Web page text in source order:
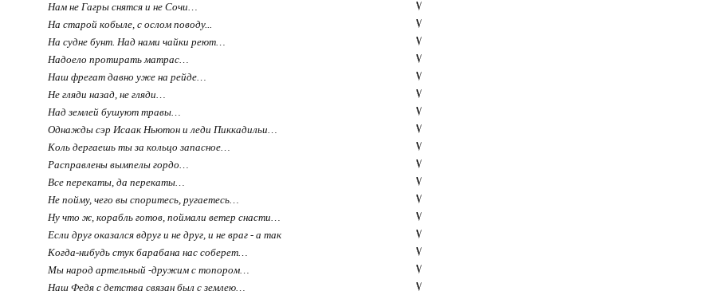
Нам не Гагры снятся и не Сочи…
На старой кобыле, с ослом поводу...
На судне бунт. Над нами чайки реют…
Надоело протирать матрас…
Наш фрегат давно уже на рейде…
Не гляди назад, не гляди…
Над землей бушуют травы…
Однажды сэр Исаак Ньютон и леди Пиккадильи…
Коль дергаешь ты за кольцо запасное…
Расправлены вымпелы гордо…
Все перекаты, да перекаты…
Не пойму, чего вы споритесь, ругаетесь…
Ну что ж, корабль готов, поймали ветер снасти…
Если друг оказался вдруг и не друг, и не враг - а так
Когда-нибудь стук барабана нас соберет…
Мы народ артельный -дружим с топором…
Наш Федя с детства связан был с землею…